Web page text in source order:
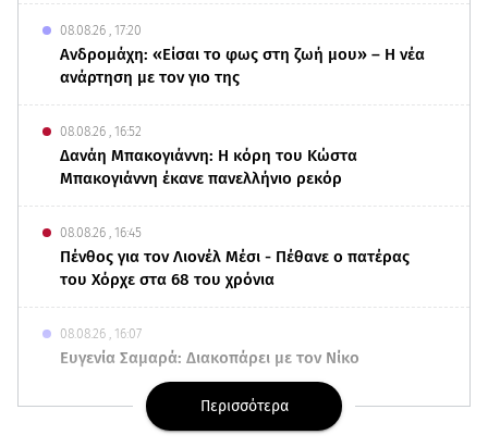
08.08.26 , 17:20
Ανδρομάχη: «Είσαι το φως στη ζωή μου» – Η νέα
ανάρτηση με τον γιο της
08.08.26 , 16:52
Δανάη Μπακογιάννη: Η κόρη του Κώστα
Μπακογιάννη έκανε πανελλήνιο ρεκόρ
08.08.26 , 16:45
Πένθος για τον Λιονέλ Μέσι - Πέθανε ο πατέρας
του Χόρχε στα 68 του χρόνια
08.08.26 , 16:07
Ευγενία Σαμαρά: Διακοπάρει με τον Νίκο
Μουτσινά - Πού βρίσκονται;
Περισσότερα